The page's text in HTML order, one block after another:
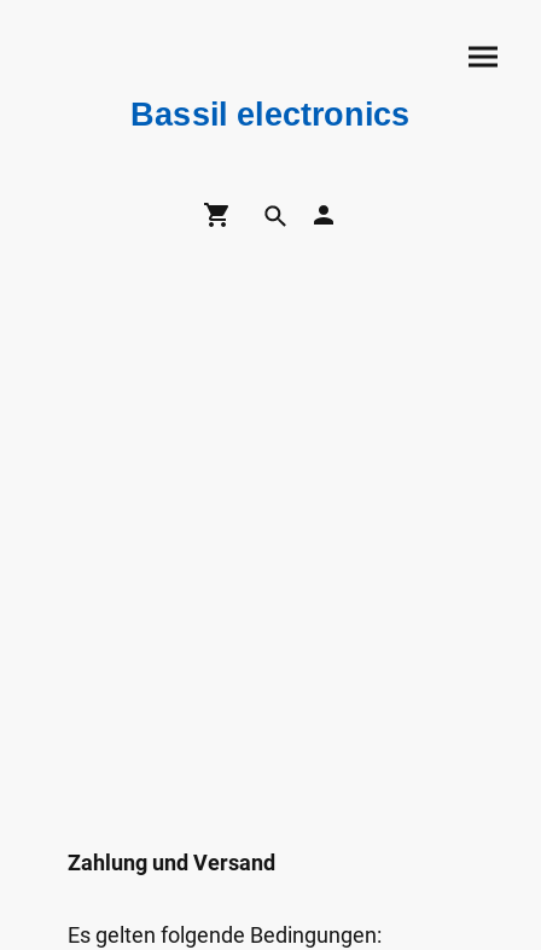
Bassil electronics
Zahlung und Versand
Es gelten folgende Bedingungen: